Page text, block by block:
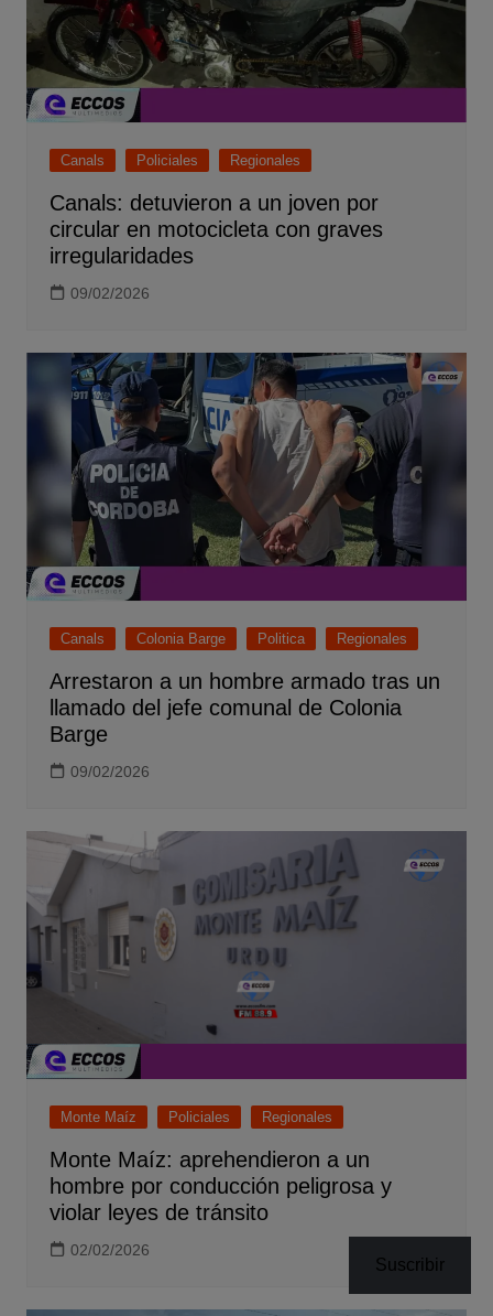
Canals Policiales Regionales
Canals: detuvieron a un joven por
circular en motocicleta con graves
irregularidades
09/02/2026
Canals Colonia Barge Politica Regionales
Arrestaron a un hombre armado tras un
llamado del jefe comunal de Colonia
Barge
09/02/2026
Monte Maíz Policiales Regionales
Monte Maíz: aprehendieron a un
hombre por conducción peligrosa y
violar leyes de tránsito
02/02/2026
Suscribir